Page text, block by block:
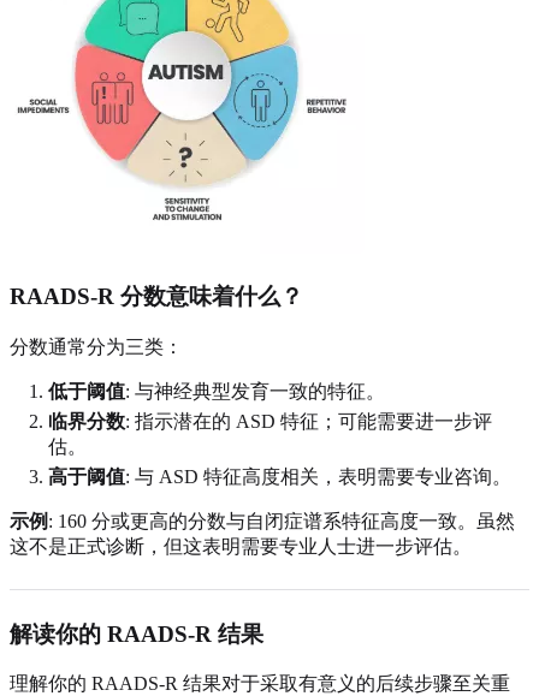
RAADS-R 分数意味着什么？
分数通常分为三类：
低于阈值: 与神经典型发育一致的特征。
临界分数: 指示潜在的 ASD 特征；可能需要进一步评
估。
高于阈值: 与 ASD 特征高度相关，表明需要专业咨询。
示例 : 160 分或更高的分数与自闭症谱系特征高度一致。虽然
这不是正式诊断，但这表明需要专业人士进一步评估。
解读你的 RAADS-R 结果
理解你的 RAADS-R 结果对于采取有意义的后续步骤至关重